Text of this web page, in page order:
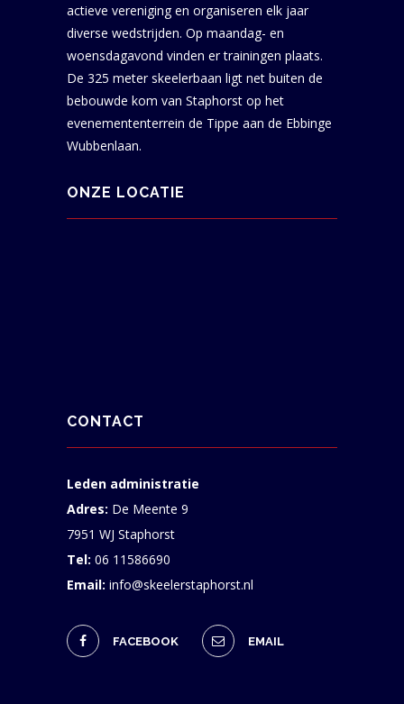
actieve vereniging en organiseren elk jaar
diverse wedstrijden. Op maandag- en
woensdagavond vinden er trainingen plaats.
De 325 meter skeelerbaan ligt net buiten de
bebouwde kom van Staphorst op het
evenemententerrein de Tippe aan de Ebbinge
Wubbenlaan.
ONZE LOCATIE
CONTACT
Leden administratie
Adres: De Meente 9
7951 WJ Staphorst
Tel: 06 11586690
Email: info@skeelerstaphorst.nl
FACEBOOK EMAIL